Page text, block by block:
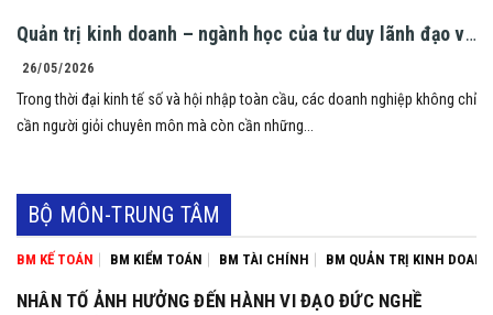
Quản trị kinh doanh – ngành học của tư duy lãnh đạo và
khát vọng bứt phá!
26/05/2026
Trong thời đại kinh tế số và hội nhập toàn cầu, các doanh nghiệp không chỉ
cần người giỏi chuyên môn mà còn cần những...
BỘ MÔN-TRUNG TÂM
BM KẾ TOÁN BM KIỂM TOÁN BM TÀI CHÍNH BM QUẢN TRỊ KINH DOANH
NHÂN TỐ ẢNH HƯỞNG ĐẾN HÀNH VI ĐẠO ĐỨC NGHỀ